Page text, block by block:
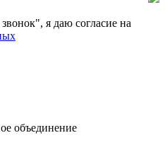
я даю согласие на
объединение